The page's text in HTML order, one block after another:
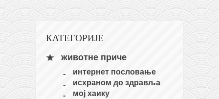
карате
наиханчи
кушанку
темашивари
КАТЕГОРИЈЕ
животне приче
интернет пословање
исхраном до здравља
мој хаику